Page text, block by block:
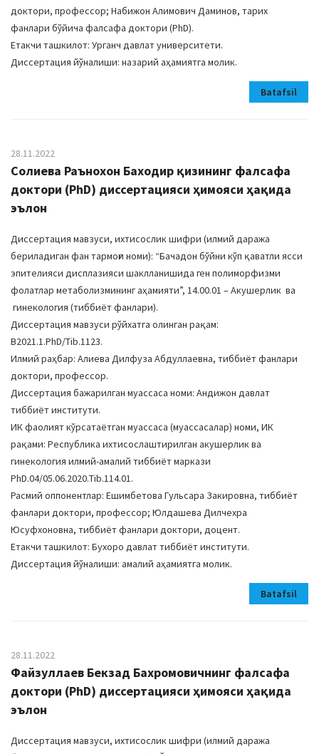
доктори, профессор; Набижон Алимович Даминов, тарих
фанлари бўйича фалсафа доктори (PhD).
Етакчи ташкилот: Урганч давлат университети.
Диссертация йўналиши: назарий аҳамиятга молик.
Batafsil
28.11.2022
Солиева Раънохон Баходир қизининг фалсафа
доктори (PhD) диссертацияси ҳимояси ҳақида
эълон
Диссертация мавзуси, ихтисослик шифри (илмий даража
бериладиган фан тармоғи номи): “Бачадон бўйни кўп қаватли ясси
эпителияси дисплазияси шаклланишида ген полиморфизми
фолатлар метаболизмининг аҳамияти”, 14.00.01 – Акушерлик ва
гинекология (тиббиёт фанлари).
Диссертация мавзуси рўйхатга олинган рақам:
B2021.1.PhD/Tib.1123.
Илмий раҳбар: Алиева Дилфуза Абдуллаевна, тиббиёт фанлари
доктори, профессор.
Диссертация бажарилган муассаса номи: Андижон давлат
тиббиёт институти.
ИК фаолият кўрсатаётган муассаса (муассасалар) номи, ИК
рақами: Республика ихтисослаштирилган акушерлик ва
гинекология илмий-амалий тиббиёт маркази
PhD.04/05.06.2020.Тib.114.01.
Расмий оппонентлар: Ешимбетова Гульсара Закировна, тиббиёт
фанлари доктори, профессор; Юлдашева Дилчехра
Юсуфхоновна, тиббиёт фанлари доктори, доцент.
Етакчи ташкилот: Бухоро давлат тиббиёт институти.
Диссертация йўналиши: амалий аҳамиятга молик.
Batafsil
28.11.2022
Файзуллаев Бекзад Бахромовичнинг фалсафа
доктори (PhD) диссертацияси ҳимояси ҳақида
эълон
Диссертация мавзуси, ихтисослик шифри (илмий даража